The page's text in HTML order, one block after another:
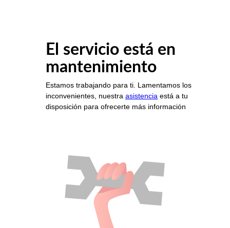
El servicio está en
mantenimiento
Estamos trabajando para ti. Lamentamos los
inconvenientes, nuestra asistencia está a tu
disposición para ofrecerte más información